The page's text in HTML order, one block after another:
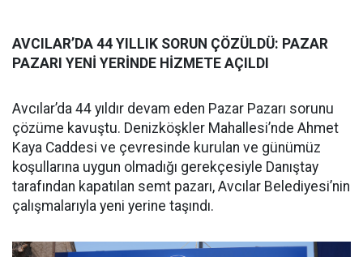
AVCILAR’DA 44 YILLIK SORUN ÇÖZÜLDÜ: PAZAR
PAZARI YENİ YERİNDE HİZMETE AÇILDI
Avcılar’da 44 yıldır devam eden Pazar Pazarı sorunu
çözüme kavuştu. Denizköşkler Mahallesi’nde Ahmet
Kaya Caddesi ve çevresinde kurulan ve günümüz
koşullarına uygun olmadığı gerekçesiyle Danıştay
tarafından kapatılan semt pazarı, Avcılar Belediyesi’nin
çalışmalarıyla yeni yerine taşındı.